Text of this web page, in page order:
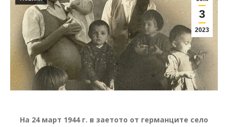
3
2023
На 24 март 1944 г. в заетото от германците село